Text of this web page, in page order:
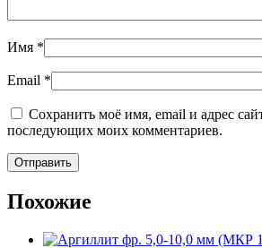
Имя *
Email *
Сохранить моё имя, email и адрес
последующих моих комментариев.
Похожие